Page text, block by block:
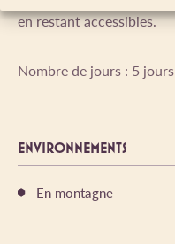
en restant accessibles.
Nombre de jours : 5 jours
ENVIRONNEMENTS
En montagne